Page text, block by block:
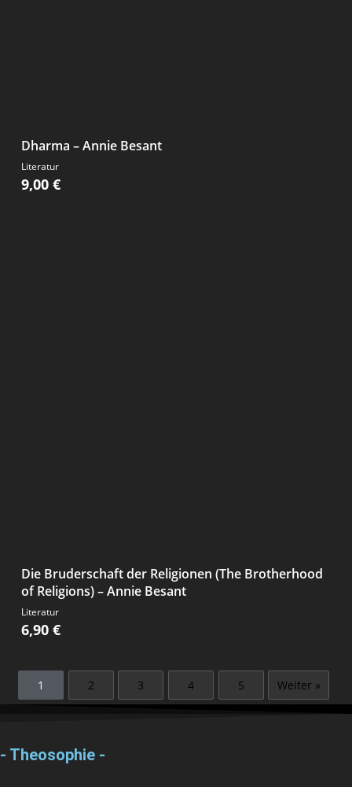
Dharma – Annie Besant
Literatur
9,00 €
Die Bruderschaft der Religionen (The Brotherhood
of Religions) – Annie Besant
Literatur
6,90 €
1 2 3 4 5 Weiter »
- Theosophie -